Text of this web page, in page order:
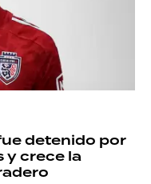
detenido por
y crece la